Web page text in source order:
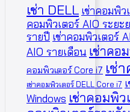
เช่า DELL เช่าคอมพิว
คอมพิวเตอร์ AIO ระยะ
รายปี เช่าคอมพิวเตอร์
AIO รายเดือน เช่าคอ
คอมพิวเตอร์ Core i7 เช่
เช่าคอมพิวเตอร์ DELL Core i7
Windows เช่าคอมพิ